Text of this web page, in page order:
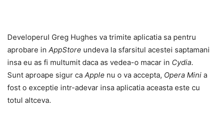
Developerul Greg Hughes va trimite aplicatia sa pentru
aprobare in AppStore undeva la sfarsitul acestei saptamani
insa eu as fi multumit daca as vedea-o macar in Cydia.
Sunt aproape sigur ca Apple nu o va accepta, Opera Mini a
fost o exceptie intr-adevar insa aplicatia aceasta este cu
totul altceva.